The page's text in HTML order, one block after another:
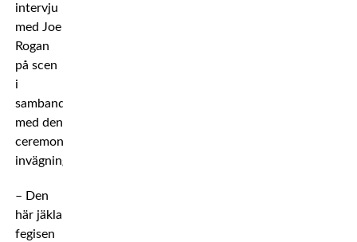
intervju
med Joe
Rogan
på scen
i
samband
med den
ceremoniella
invägningen.
– Den
här jäkla
fegisen